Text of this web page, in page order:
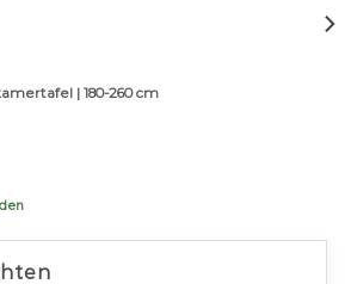
| 180-260 cm